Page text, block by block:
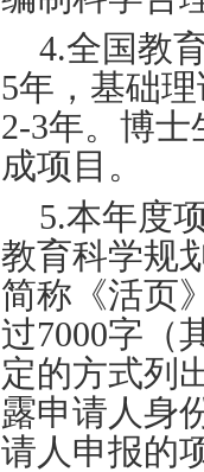
4.全国教
5年，基础
2-3年。博
成项目。
5.本年度
教育科学规
简称《活页
过7000字（
定的方式列
露申请人身
请人申报的